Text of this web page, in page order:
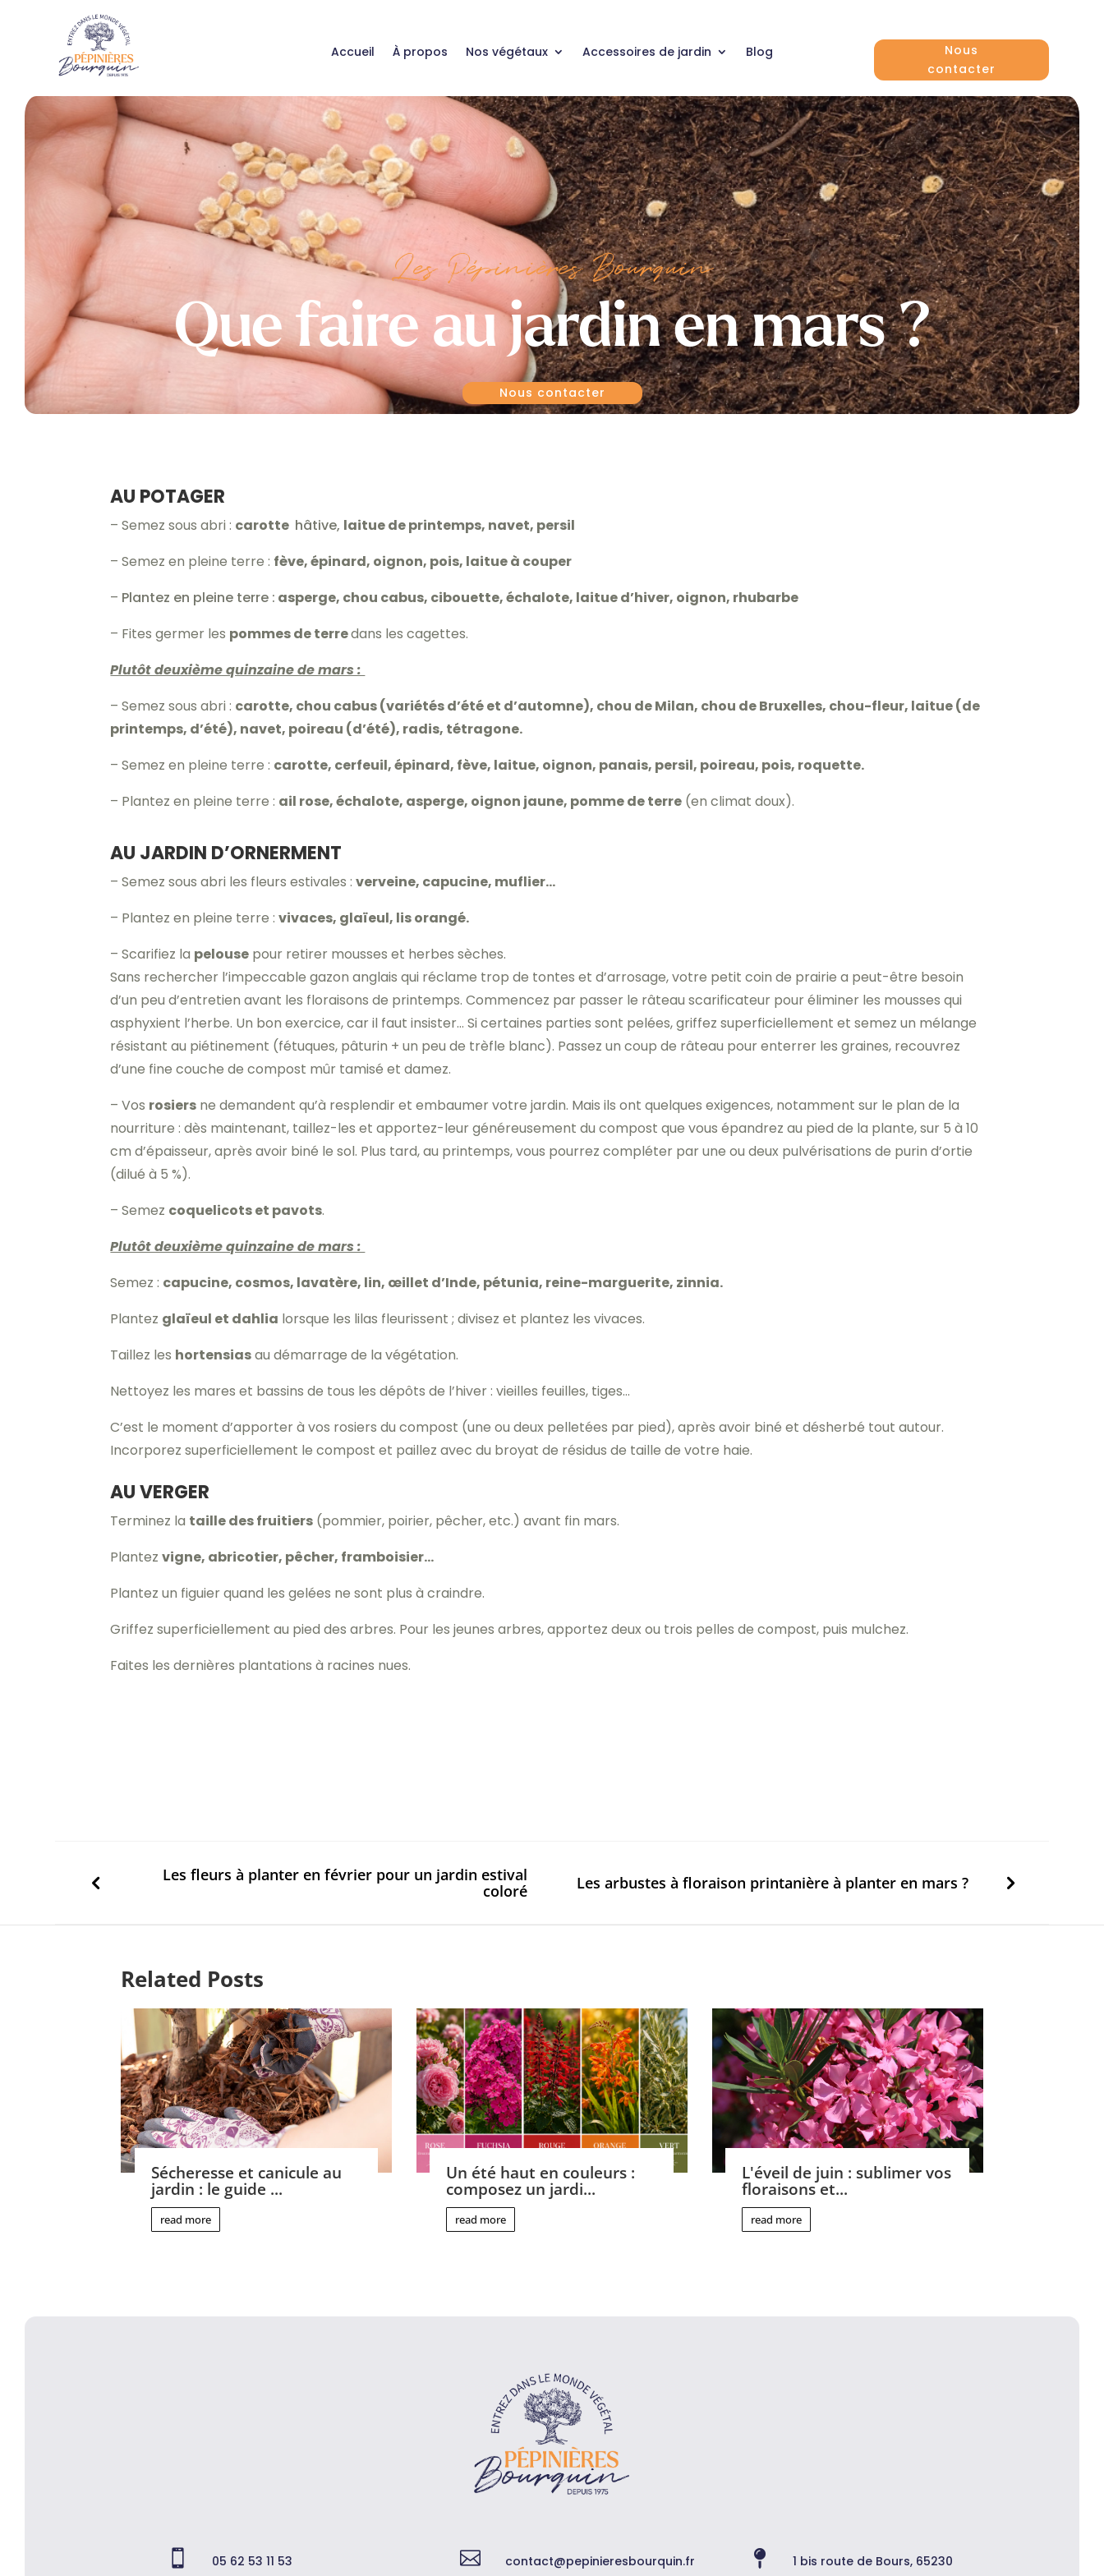
Accueil À propos Nos végétaux Accessoires de jardin Blog
Nous
contacter
Les Pépinières Bourquin
Que faire au jardin en mars ?
Nous contacter
AU POTAGER
– Semez sous abri : carotte hâtive, laitue de printemps, navet, persil
– Semez en pleine terre : fève, épinard, oignon, pois, laitue à couper
– Plantez en pleine terre : asperge, chou cabus, cibouette, échalote, laitue d’hiver, oignon, rhubarbe
– Fites germer les pommes de terredans les cagettes.
Plutôt deuxième quinzaine de mars :
– Semez sous abri : carotte, chou cabus (variétés d’été et d’automne), chou de Milan, chou de Bruxelles, chou-fleur, laitue (de
printemps, d’été), navet, poireau (d’été), radis, tétragone.
– Semez en pleine terre : carotte, cerfeuil, épinard, fève, laitue, oignon, panais, persil, poireau, pois, roquette.
– Plantez en pleine terre : ail rose, échalote, asperge, oignon jaune, pomme de terre (en climat doux).
AU JARDIN D’ORNERMENT
– Semez sous abri les fleurs estivales :verveine, capucine, muflier…
– Plantez en pleine terre :vivaces, glaïeul, lis orangé.
– Scarifiez la pelouse pour retirer mousses et herbes sèches.
Sans rechercher l’impeccable gazon anglais qui réclame trop de tontes et d’arrosage, votre petit coin de prairie a peut-être besoin
d’un peu d’entretien avant les floraisons de printemps. Commencez par passer le râteau scarificateur pour éliminer les mousses qui
asphyxient l’herbe. Un bon exercice, car il faut insister… Si certaines parties sont pelées, griffez superficiellement et semez un mélange
résistant au piétinement (fétuques, pâturin + un peu de trèfle blanc). Passez un coup de râteau pour enterrer les graines, recouvrez
d’une fine couche de compost mûr tamisé et damez.
– Vos rosiers ne demandent qu’à resplendir et embaumer votre jardin. Mais ils ont quelques exigences, notamment sur le plan de la
nourriture : dès maintenant, taillez-les et apportez-leur généreusement du compost que vous épandrez au pied de la plante, sur 5 à 10
cm d’épaisseur, après avoir biné le sol. Plus tard, au printemps, vous pourrez compléter par une ou deux pulvérisations de purin d’ortie
(dilué à 5 %).
– Semez coquelicots et pavots.
Plutôt deuxième quinzaine de mars :
Semez : capucine, cosmos, lavatère, lin, œillet d’Inde, pétunia, reine-marguerite, zinnia.
Plantez glaïeul et dahlia lorsque les lilas fleurissent ; divisez et plantez les vivaces.
Taillez les hortensiasau démarrage de la végétation.
Nettoyez les mares et bassins de tous les dépôts de l’hiver : vieilles feuilles, tiges…
C’est le moment d’apporter à vos rosiers du compost (une ou deux pelletées par pied), après avoir biné et désherbé tout autour.
Incorporez superficiellement le compost et paillez avec du broyat de résidus de taille de votre haie.
AU VERGER
Terminez la taille des fruitiers (pommier, poirier, pêcher, etc.) avant fin mars.
Plantezvigne, abricotier, pêcher, framboisier…
Plantez un figuier quand les gelées ne sont plus à craindre.
Griffez superficiellement au pied des arbres. Pour les jeunes arbres, apportez deux ou trois pelles de compost, puis mulchez.
Faites les dernières plantations à racines nues.
Les fleurs à planter en février pour un jardin estival
coloré
Les arbustes à floraison printanière à planter en mars ?
Related Posts
Sécheresse et canicule au
jardin : le guide ...
read more
Un été haut en couleurs :
composez un jardi...
read more
L'éveil de juin : sublimer vos
floraisons et...
read more
 05 62 53 11 53  contact@pepinieresbourquin.fr  1 bis route de Bours, 65230